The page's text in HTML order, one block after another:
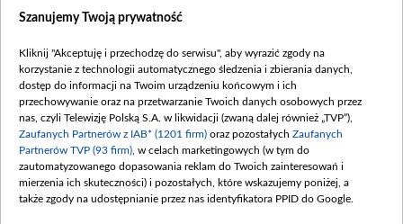
Dofinansowanie 635 783 051,21 PLN
(wpłata wrzesień 100 mln, październik 350
mln, listopad 265 mln)
Dofinansowanie 48 862 000,00 PLN
Data podpisania umowy: GRUDZIEŃ 2025
(wpłata grudzień 60,548 mln)
Dofinansowanie 900 000 000,00 PLN
Data podpisania umowy: LUTY 2026 (wpłata
Szanujemy Twoją prywatność
Kliknij "Akceptuję i przechodzę do serwisu", aby wyrazić zgody na
korzystanie z technologii automatycznego śledzenia i zbierania danych,
dostęp do informacji na Twoim urządzeniu końcowym i ich
przechowywanie oraz na przetwarzanie Twoich danych osobowych przez
nas, czyli Telewizję Polską S.A. w likwidacji (zwaną dalej również „TVP”),
Zaufanych Partnerów z IAB* (1201 firm) oraz pozostałych Zaufanych
Partnerów TVP (93 firm) , w celach marketingowych (w tym do
zautomatyzowanego dopasowania reklam do Twoich zainteresowań i
mierzenia ich skuteczności) i pozostałych, które wskazujemy poniżej, a
także zgody na udostępnianie przez nas identyfikatora PPID do Google.